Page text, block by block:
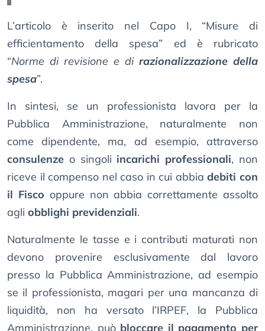
L’articolo è inserito nel Capo I, “Misure di
efficientamento della spesa” ed è rubricato
“Norme di revisione e di razionalizzazione della
spesa”.
In sintesi, se un professionista lavora per la
Pubblica Amministrazione, naturalmente non
come dipendente, ma, ad esempio, attraverso
consulenze o singoli incarichi professionali, non
riceve il compenso nel caso in cui abbiadebiti con
il Fisco oppure non abbia correttamente assolto
agli obblighi previdenziali.
Naturalmente le tasse e i contributi maturati non
devono provenire esclusivamente dal lavoro
presso la Pubblica Amministrazione, ad esempio
se il professionista, magari per una mancanza di
liquidità, non ha versato l’IRPEF, la Pubblica
Amministrazione, può bloccare il pagamento per